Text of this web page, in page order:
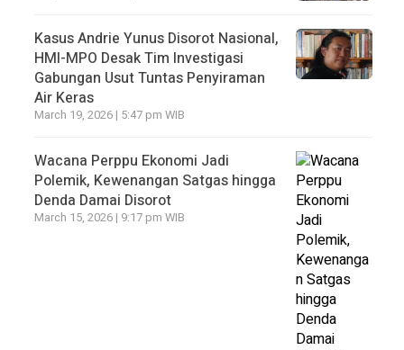
Kasus Andrie Yunus Disorot Nasional,
HMI-MPO Desak Tim Investigasi
Gabungan Usut Tuntas Penyiraman
Air Keras
March 19, 2026 | 5:47 pm WIB
Wacana Perppu Ekonomi Jadi
Polemik, Kewenangan Satgas hingga
Denda Damai Disorot
March 15, 2026 | 9:17 pm WIB